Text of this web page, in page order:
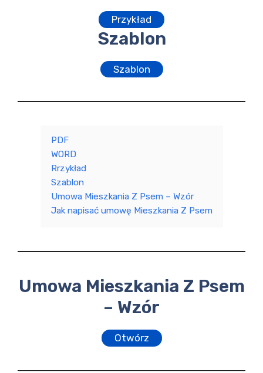
Przykład
Szablon
Szablon
PDF
WORD
Rrzykład
Szablon
Umowa Mieszkania Z Psem – Wzór
Jak napisać umowę Mieszkania Z Psem
Umowa Mieszkania Z Psem
– Wzór
Otwórz